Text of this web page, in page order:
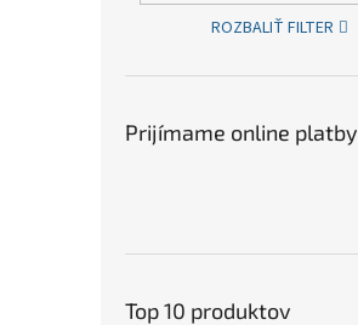
ROZBALIŤ FILTER
Prijímame online platby
Top 10 produktov